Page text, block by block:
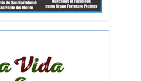
Sánchez